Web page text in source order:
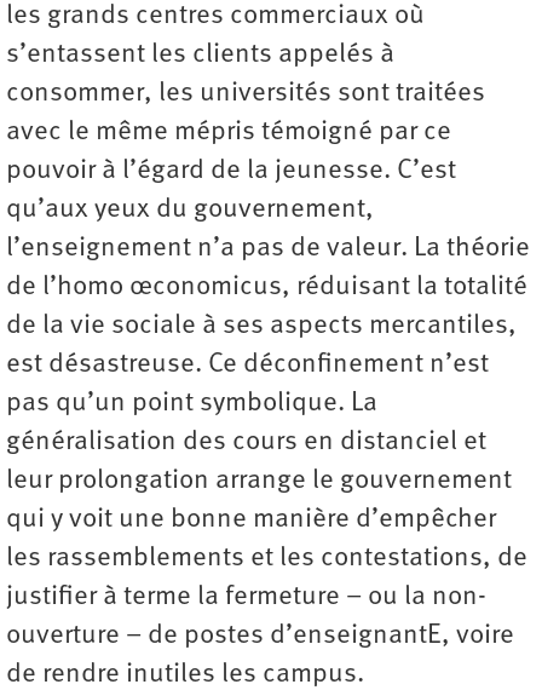
les grands centres commerciaux où
s’entassent les clients appelés à
consommer, les universités sont traitées
avec le même mépris témoigné par ce
pouvoir à l’égard de la jeunesse. C’est
qu’aux yeux du gouvernement,
l’enseignement n’a pas de valeur. La théorie
de l’homo œconomicus, réduisant la totalité
de la vie sociale à ses aspects mercantiles,
est désastreuse. Ce déconfinement n’est
pas qu’un point symbolique. La
généralisation des cours en distanciel et
leur prolongation arrange le gouvernement
qui y voit une bonne manière d’empêcher
les rassemblements et les contestations, de
justifier à terme la fermeture – ou la non-
ouverture – de postes d’enseignantE, voire
de rendre inutiles les campus.